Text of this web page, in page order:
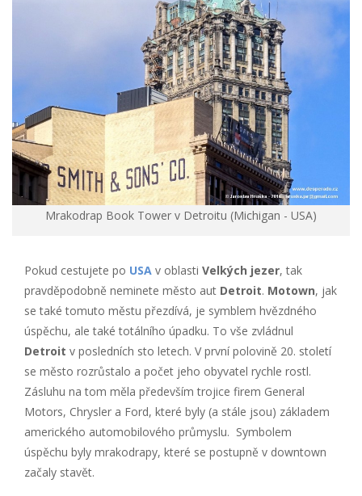
Mrakodrap Book Tower v Detroitu (Michigan - USA)
Pokud cestujete po USA v oblasti Velkých jezer, tak
pravděpodobně neminete město aut Detroit. Motown, jak
se také tomuto městu přezdívá, je symblem hvězdného
úspěchu, ale také totálního úpadku. To vše zvládnul
Detroit v posledních sto letech. V první polovině 20. století
se město rozrůstalo a počet jeho obyvatel rychle rostl.
Zásluhu na tom měla především trojice firem General
Motors, Chrysler a Ford, které byly (a stále jsou) základem
amerického automobilového průmyslu. Symbolem
úspěchu byly mrakodrapy, které se postupně v downtown
začaly stavět.